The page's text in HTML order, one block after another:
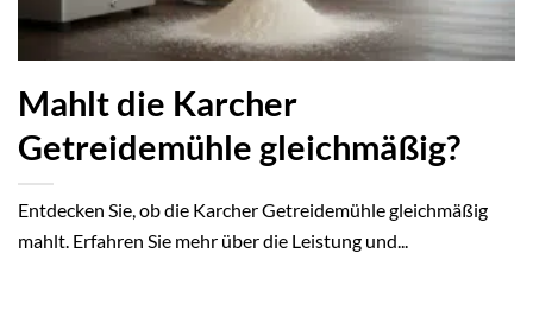
Mahlt die Karcher
Getreidemühle gleichmäßig?
Entdecken Sie, ob die Karcher Getreidemühle gleichmäßig
mahlt. Erfahren Sie mehr über die Leistung und...